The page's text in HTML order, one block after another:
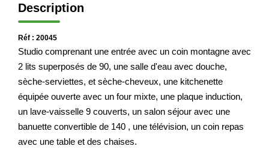
Nous Rejoindre
Nos Partenaires
Nos Actualités
CONTACT
Description
Réf : 20045
Studio comprenant une entrée avec un coin montagne avec
2 lits superposés de 90, une salle d'eau avec douche,
sèche-serviettes, et sèche-cheveux, une kitchenette
équipée ouverte avec un four mixte, une plaque induction,
un lave-vaisselle 9 couverts, un salon séjour avec une
banuette convertible de 140 , une télévision, un coin repas
avec une table et des chaises.